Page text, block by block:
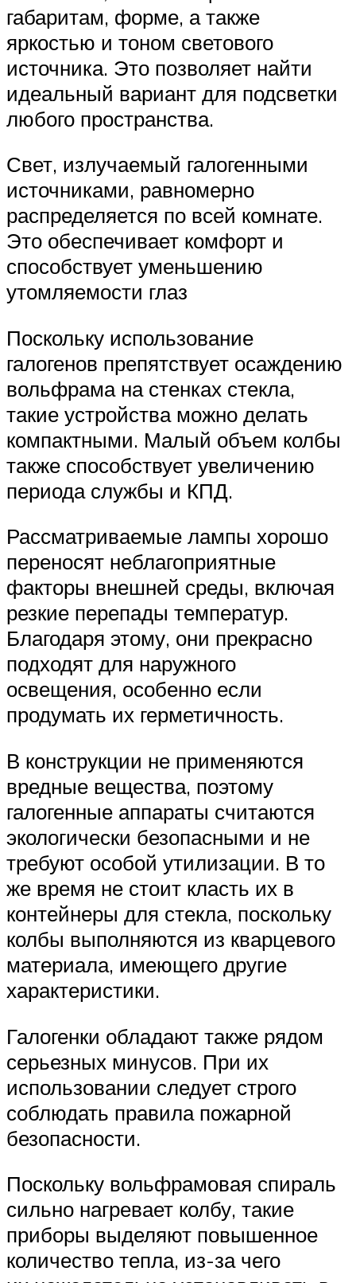
габаритам, форме, а также
яркостью и тоном светового
источника. Это позволяет найти
идеальный вариант для подсветки
любого пространства.
Свет, излучаемый галогенными
источниками, равномерно
распределяется по всей комнате.
Это обеспечивает комфорт и
способствует уменьшению
утомляемости глаз
Поскольку использование
галогенов препятствует осаждению
вольфрама на стенках стекла,
такие устройства можно делать
компактными. Малый объем колбы
также способствует увеличению
периода службы и КПД.
Рассматриваемые лампы хорошо
переносят неблагоприятные
факторы внешней среды, включая
резкие перепады температур.
Благодаря этому, они прекрасно
подходят для наружного
освещения, особенно если
продумать их герметичность.
В конструкции не применяются
вредные вещества, поэтому
галогенные аппараты считаются
экологически безопасными и не
требуют особой утилизации. В то
же время не стоит класть их в
контейнеры для стекла, поскольку
колбы выполняются из кварцевого
материала, имеющего другие
характеристики.
Галогенки обладают также рядом
серьезных минусов. При их
использовании следует строго
соблюдать правила пожарной
безопасности.
Поскольку вольфрамовая спираль
сильно нагревает колбу, такие
приборы выделяют повышенное
количество тепла, из-за чего